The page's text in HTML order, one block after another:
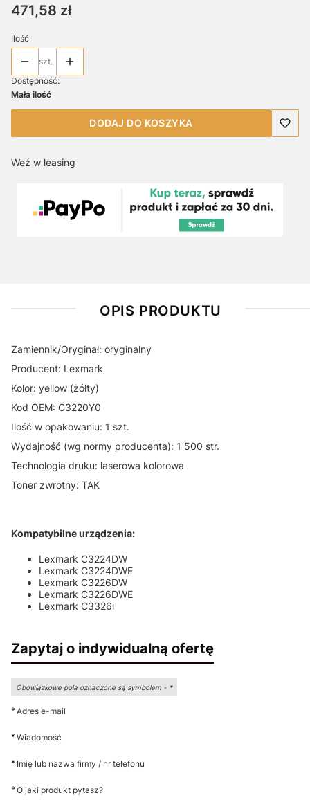
Cena
471,58 zł
Ilość
szt.
Dostępność:
Mała ilość
DODAJ DO KOSZYKA
Weź w leasing
OPIS PRODUKTU
Zamiennik/Oryginał: oryginalny
Producent: Lexmark
Kolor: yellow (żółty)
Kod OEM: C3220Y0
Ilość w opakowaniu: 1 szt.
Wydajność (wg normy producenta): 1 500 str.
Technologia druku: laserowa kolorowa
Toner zwrotny: TAK
Kompatybilne urządzenia:
Lexmark C3224DW
Lexmark C3224DWE
Lexmark C3226DW
Lexmark C3226DWE
Lexmark C3326i
Zapytaj o indywidualną ofertę
Obowiązkowe pola oznaczone są symbolem - *
*Adres e-mail
*Wiadomość
* Imię lub nazwa firmy / nr telefonu
*O jaki produkt pytasz?